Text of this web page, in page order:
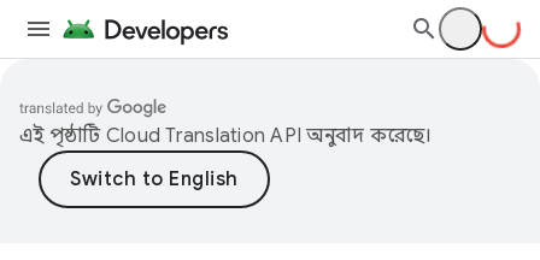
এই পৃষ্ঠাটি Cloud Translation API অনুবাদ করেছে।